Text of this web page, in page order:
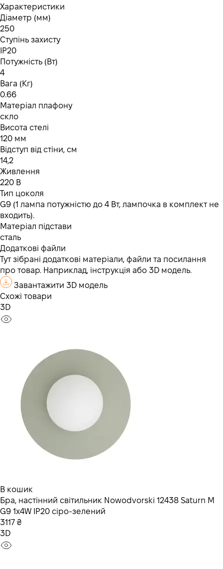
Характеристики
Діаметр (мм)
250
Ступінь захисту
IP20
Потужність (Вт)
4
Вага (Кг)
0.66
Матеріал плафону
скло
Висота стелі
120 мм
Відступ від стіни, см
14,2
Живлення
220 В
Тип цоколя
G9 (1 лампа потужністю до 4 Вт, лампочка в комплект не
входить).
Матеріал підстави
сталь
Додаткові файли
Тут зібрані додаткові матеріали, файли та посилання
про товар. Наприклад, інструкція або 3D модель.
Завантажити 3D модель
Схожі товари
3D
В кошик
Бра, настінний світильник Nowodvorski 12438 Saturn M
G9 1x4W IP20 сіро-зелений
3117 ₴
3D